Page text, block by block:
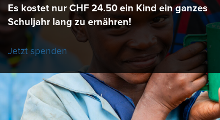
Es kostet nur CHF 24.50 ein Kind ein ganzes
Schuljahr lang zu ernähren!
Jetzt spenden